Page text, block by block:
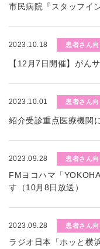
市民病院『スタッフイ
2023.10.18 患者さん
【12月7日開催】がん
2023.10.01 患者さん
紹介受診重点医療機関
2023.09.28 患者さん
FMヨコハマ「
す（10月8日放送）
2023.09.28 患者さん
ラジオ日本「ホッと横